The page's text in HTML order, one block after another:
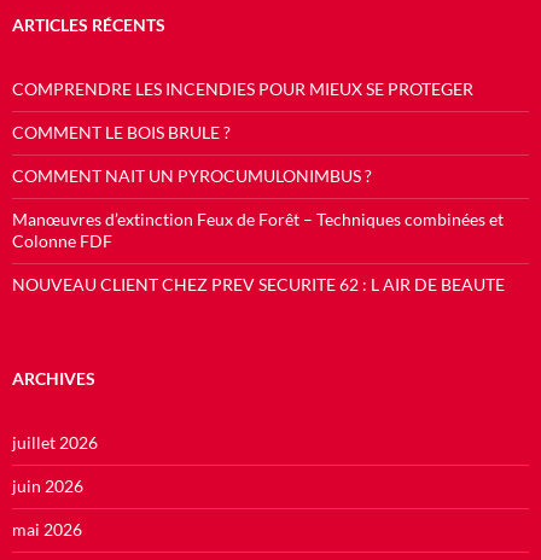
ARTICLES RÉCENTS
COMPRENDRE LES INCENDIES POUR MIEUX SE PROTEGER
COMMENT LE BOIS BRULE ?
COMMENT NAIT UN PYROCUMULONIMBUS ?
Manœuvres d’extinction Feux de Forêt – Techniques combinées et
Colonne FDF
NOUVEAU CLIENT CHEZ PREV SECURITE 62 : L AIR DE BEAUTE
ARCHIVES
juillet 2026
juin 2026
mai 2026